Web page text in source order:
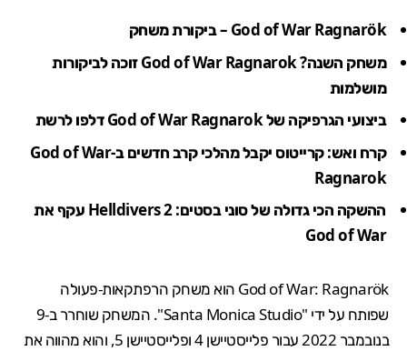
God of War Ragnarök – ביקורת משחק
משחק השנה? God of War Ragnarok זוכה לביקורות
מושלמות
ביצועי הגרפיקה של God of War Ragnarok דלפו לרשת
קרח ואש: קרייטוס יקבל מהלכי קרב חדשים ב-God of War
Ragnarok
ההשקה הכי גדולה של סוני בסטים: Helldivers 2 עקף את
God of War
God of War: Ragnarök הוא משחק הרפתקאות-פעולה
שפותח על ידי "Santa Monica Studio". המשחק שוחרר ב-9
בנובמבר 2022 עבור פלייסטיישן 4 ופלייסטיישן 5, והוא מהווה את